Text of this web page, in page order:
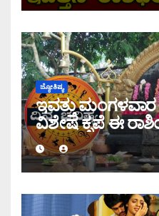
ಜ್ಯೋತಿಷ್ಯ
ಇವತ್ತು
ವಿಶೇಷ ಕೃಪೆ ಈ
ಇಂದಿನ ರಾಶಿ